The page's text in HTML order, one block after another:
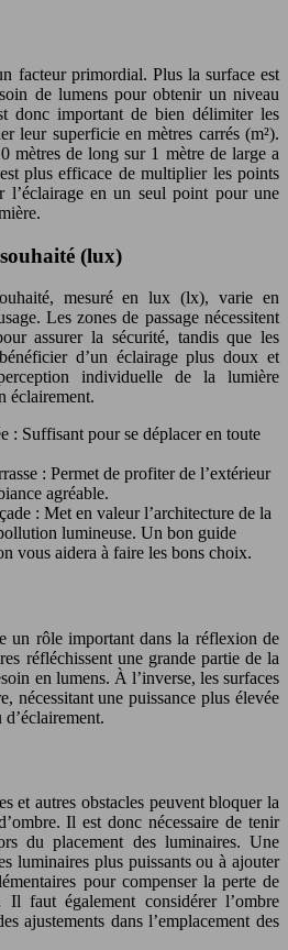
facteur primordial. Plus la surface est
de lumens pour obtenir un niveau
donc important de bien délimiter les
leur superficie en mètres carrés (m²).
mètres de long sur 1 mètre de large a
plus efficace de multiplier les points
l’éclairage en un seul point pour une
(lux)
mesuré en lux (lx), varie en
Les zones de passage nécessitent
assurer la sécurité, tandis que les
d’un éclairage plus doux et
individuelle de la lumière
éclairement.
: Suffisant pour se déplacer en toute
: Permet de profiter de l’extérieur
agréable.
: Met en valeur l’architecture de la
lumineuse. Un bon guide
vous aidera à faire les bons choix.
un rôle important dans la réflexion de
réfléchissent une grande partie de la
en lumens. À l’inverse, les surfaces
nécessitant une puissance plus élevée
et autres obstacles peuvent bloquer la
Il est donc nécessaire de tenir
du placement des luminaires. Une
luminaires plus puissants ou à ajouter
pour compenser la perte de
Il faut également considérer l’ombre
ajustements dans l’emplacement des